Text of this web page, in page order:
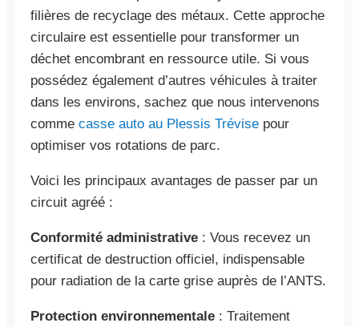
filières de recyclage des métaux. Cette approche
circulaire est essentielle pour transformer un
déchet encombrant en ressource utile. Si vous
possédez également d’autres véhicules à traiter
dans les environs, sachez que nous intervenons
comme casse auto au Plessis Trévise pour
optimiser vos rotations de parc.
Voici les principaux avantages de passer par un
circuit agréé :
Conformité administrative : Vous recevez un
certificat de destruction officiel, indispensable
pour radiation de la carte grise auprès de l’ANTS.
Protection environnementale : Traitement